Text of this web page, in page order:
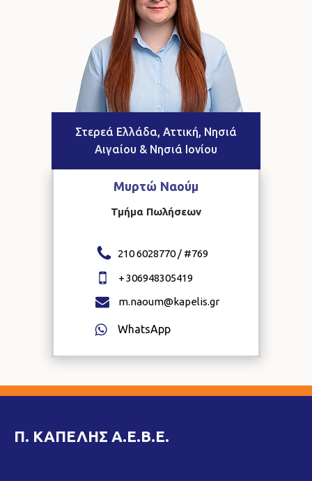
Στερεά Ελλάδα, Αττική, Νησιά
Αιγαίου & Νησιά Ιονίου
Μυρτώ Ναούμ
Τμήμα Πωλήσεων
210 6028770 / #769
+306948305419
m.naoum@kapelis.gr
WhatsApp
Π. ΚΑΠΕΛΗΣ Α.Ε.Β.Ε.